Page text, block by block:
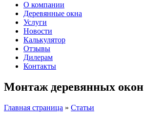
О компании
Деревянные окна
Услуги
Новости
Калькулятор
Отзывы
Дилерам
Контакты
Монтаж деревянных окон
Главная страница » Статьи